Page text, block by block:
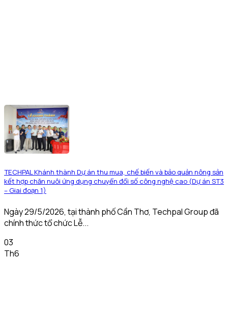
TECHPAL Khánh thành Dự án thu mua, chế biến và bảo quản nông sản
kết hợp chăn nuôi ứng dụng chuyển đổi số công nghệ cao (Dự án ST3
– Giai đoạn 1)
Ngày 29/5/2026, tại thành phố Cần Thơ, Techpal Group đã
chính thức tổ chức Lễ...
03
Th6